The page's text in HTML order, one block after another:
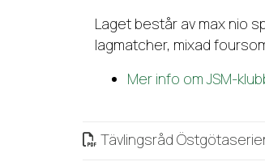
Laget består av max nio
lagmatcher, mixad
Mer info om JSM-
Tävlingsråd